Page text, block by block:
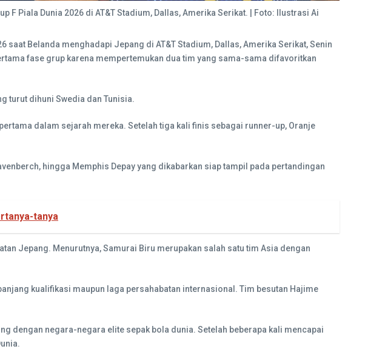
Piala Dunia 2026 di AT&T Stadium, Dallas, Amerika Serikat. | Foto: Ilustrasi Ai
Belanda menghadapi Jepang di AT&T Stadium, Dallas, Amerika Serikat, Senin
fase grup karena mempertemukan dua tim yang sama-sama difavoritkan
turut dihuni Swedia dan Tunisia.
dalam sejarah mereka. Setelah tiga kali finis sebagai runner-up, Oranje
hingga Memphis Depay yang dikabarkan siap tampil pada pertandingan
tanya
Jepang. Menurutnya, Samurai Biru merupakan salah satu tim Asia dengan
kualifikasi maupun laga persahabatan internasional. Tim besutan Hajime
dengan negara-negara elite sepak bola dunia. Setelah beberapa kali mencapai